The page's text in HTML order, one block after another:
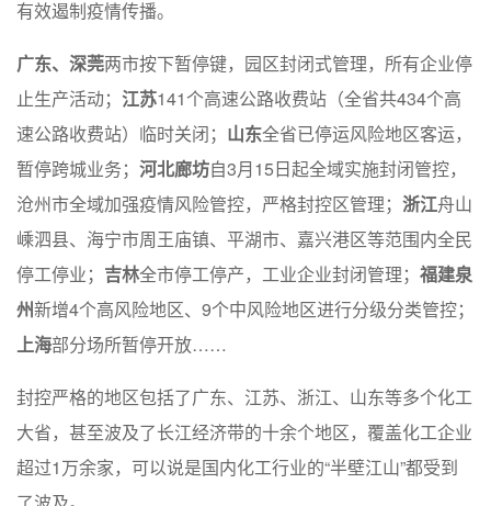
有效遏制疫情传播。
广东、深莞两市按下暂停键，园区封闭式管理，所有企业停
止生产活动； 江苏141个高速公路收费站（全省共434个高
速公路收费站）临时关闭； 山东全省已停运风险地区客运，
暂停跨城业务； 河北廊坊自3月15日起全域实施封闭管控，
沧州市全域加强疫情风险管控，严格封控区管理； 浙江舟山
嵊泗县、海宁市周王庙镇、平湖市、嘉兴港区等范围内全民
停工停业； 吉林全市停工停产，工业企业封闭管理； 福建泉
州新增4个高风险地区、9个中风险地区进行分级分类管控；
上海部分场所暂停开放……
封控严格的地区包括了广东、江苏、浙江、山东等多个化工
大省，甚至波及了长江经济带的十余个地区，覆盖化工企业
超过1万余家，可以说是国内化工行业的“半壁江山”都受到